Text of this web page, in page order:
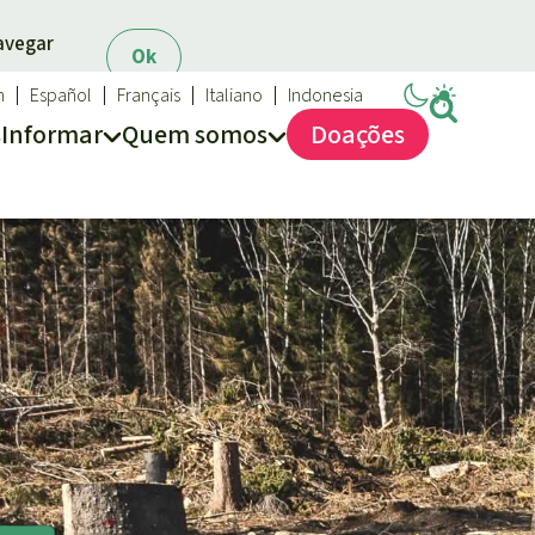
Ok
Informar Quem somos
Salve a Floresta
Quem somos
FAQ
Transparência
Contato
Español Français Italiano Indonesia
Doações
Proteção das florestas